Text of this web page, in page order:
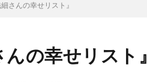
さんの幸せリスト』
の幸せリスト』